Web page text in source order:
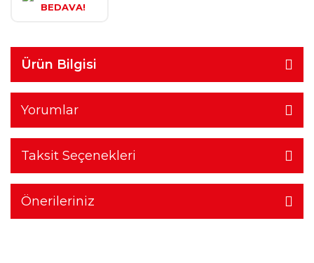
BEDAVA!
Ürün Bilgisi
Yorumlar
Taksit Seçenekleri
Önerileriniz